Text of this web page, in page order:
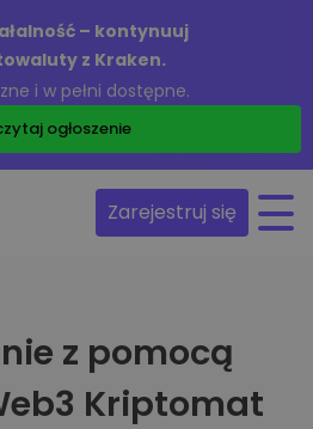
– kontynuuj
z Kraken.
i w pełni dostępne.
ogłoszenie
Zarejestruj się
z pomocą
Kriptomat